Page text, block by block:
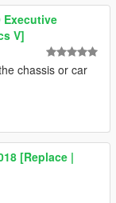
Executive
V]
chassis or car
[Replace |